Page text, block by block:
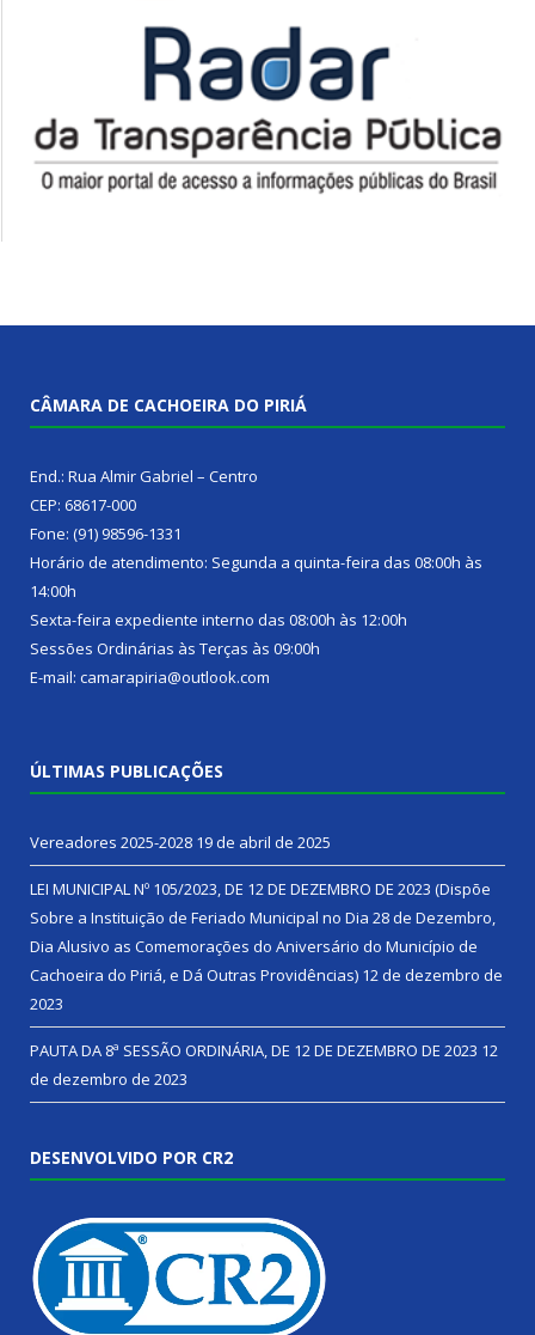
CÂMARA DE CACHOEIRA DO PIRIÁ
End.: Rua Almir Gabriel – Centro
CEP: 68617-000
Fone: (91) 98596-1331
Horário de atendimento: Segunda a quinta-feira das 08:00h às
14:00h
Sexta-feira expediente interno das 08:00h às 12:00h
Sessões Ordinárias às Terças às 09:00h
E-mail: camarapiria@outlook.com
ÚLTIMAS PUBLICAÇÕES
Vereadores 2025-2028 19 de abril de 2025
LEI MUNICIPAL Nº 105/2023, DE 12 DE DEZEMBRO DE 2023 (Dispõe
Sobre a Instituição de Feriado Municipal no Dia 28 de Dezembro,
Dia Alusivo as Comemorações do Aniversário do Município de
Cachoeira do Piriá, e Dá Outras Providências) 12 de dezembro de
2023
PAUTA DA 8ª SESSÃO ORDINÁRIA, DE 12 DE DEZEMBRO DE 2023 12
de dezembro de 2023
DESENVOLVIDO POR CR2